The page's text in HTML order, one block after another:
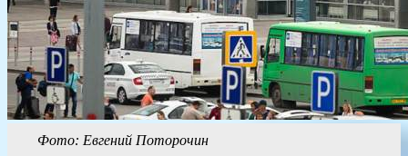
Фото: Евгений Поторочин